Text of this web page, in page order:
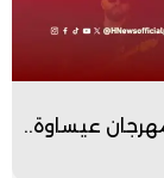
عيساوة..